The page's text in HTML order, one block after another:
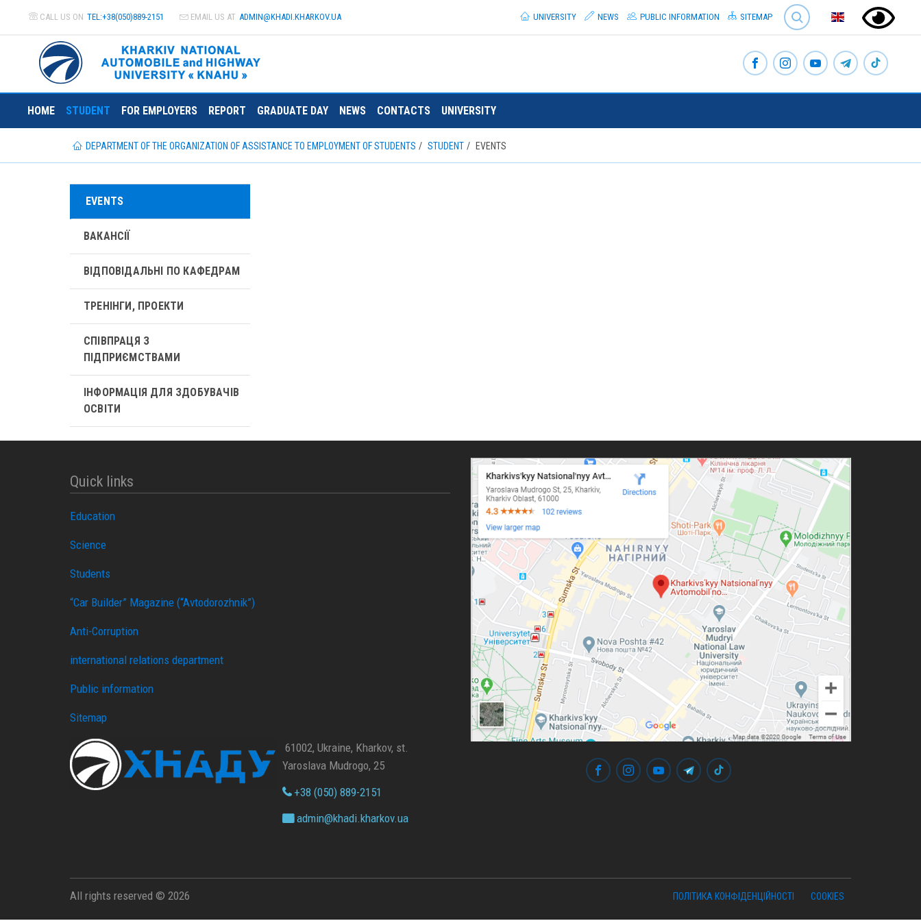
CALL US ON TEL:+38(050)889-2151 EMAIL US AT ADMIN@KHADI.KHARKOV.UA
SEARCH
UNIVERSITY
NEWS PUBLIC INFORMATION SITEMAP
HOME STUDENT FOR EMPLOYERS REPORT GRADUATE DAY NEWS CONTACTS UNIVERSITY
DEPARTMENT OF THE ORGANIZATION OF ASSISTANCE TO EMPLOYMENT OF STUDENTS STUDENT EVENTS
EVENTS
ВАКАНСІЇ
ВІДПОВІДАЛЬНІ ПО КАФЕДРАМ
ТРЕНІНГИ, ПРОЕКТИ
СПІВПРАЦЯ З
ПІДПРИЄМСТВАМИ
ІНФОРМАЦІЯ ДЛЯ ЗДОБУВАЧІВ
ОСВІТИ
Quick links
Education
Science
Students
“Car Builder” Magazine (“Avtodorozhnik”)
Anti-Corruption
international relations department
Public information
Sitemap
61002, Ukraine, Kharkov, st.
Yaroslava Mudrogo, 25
+38 (050) 889-2151
admin@khadi.kharkov.ua
All rights reserved © 2026 ПОЛІТИКА КОНФІДЕНЦІЙНОСТІ COOKIES